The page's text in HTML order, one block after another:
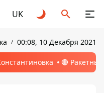
UK
00:08, 10 Декабря 2021
🔴